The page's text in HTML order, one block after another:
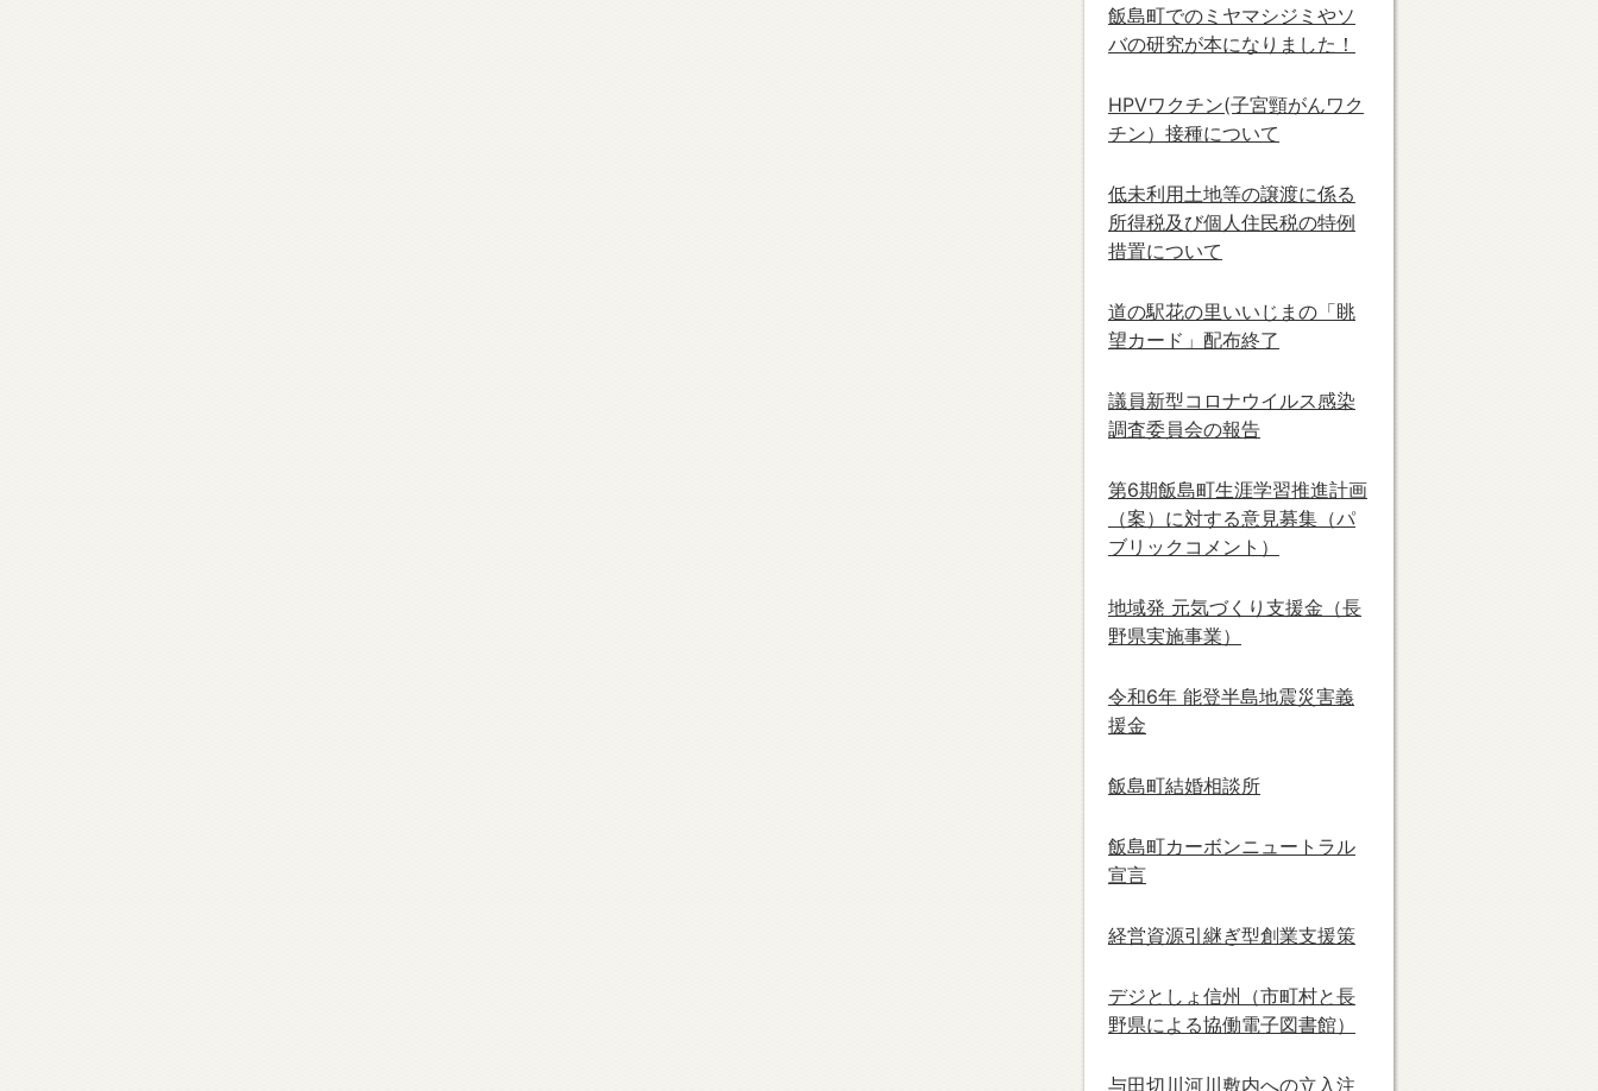
飯島町でのミヤマシジミやソ
バの研究が本になりました！
HPVワクチン(子宮頸がんワク
チン）接種について
低未利用土地等の譲渡に係る
所得税及び個人住民税の特例
措置について
道の駅花の里いいじまの「眺
望カード」配布終了
議員新型コロナウイルス感染
調査委員会の報告
第6期飯島町生涯学習推進計画
（案）に対する意見募集（パ
ブリックコメント）
地域発 元気づくり支援金（長
野県実施事業）
令和6年 能登半島地震災害義
援金
飯島町結婚相談所
飯島町カーボンニュートラル
宣言
経営資源引継ぎ型創業支援策
デジとしょ信州（市町村と長
野県による協働電子図書館）
与田切川河川敷内への立入注